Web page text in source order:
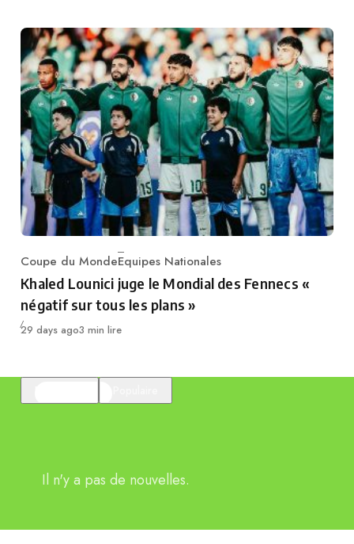
Category
Coupe du MondeEquipes Nationales
Khaled Lounici juge le Mondial des Fennecs «
négatif sur tous les plans »
Publié
29 days ago3 min lire
Il n'y a pas de nouvelles.